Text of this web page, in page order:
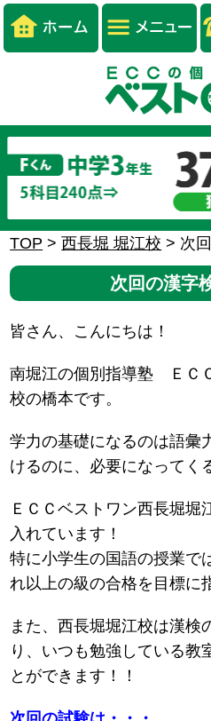
TOP >西長堀 堀江校 > 次
次回の漢字
皆さん、こんにちは！
南堀江の個別指導塾 ＥＣ
校の橋本です。
学力の基礎になるのは語彙
けるのに、必要になってく
ＥＣＣベストワン西長堀堀
入れています！
特に小学生の国語の授業で
れ以上の級の合格を目標に
また、西長堀堀江校は漢検
り、いつも勉強している教
とができます！！